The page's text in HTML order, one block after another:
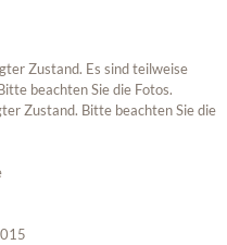
Zustand. Es sind teilweise
beachten Sie die Fotos.
Zustand. Bitte beachten Sie die